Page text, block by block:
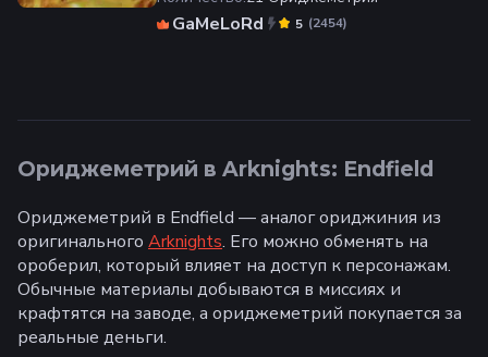
GaMeLoRd (2454)
5
Ориджеметрий в Arknights: Endfield
Ориджеметрий в Endfield — аналог ориджиния из
оригинального Arknights. Его можно обменять на
ороберил, который влияет на доступ к персонажам.
Обычные материалы добываются в миссиях и
крафтятся на заводе, а ориджеметрий покупается за
реальные деньги.